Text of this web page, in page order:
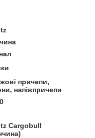
причепи,
напівпричепи
Cargobull